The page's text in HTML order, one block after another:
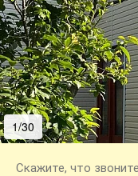
1/30
Скажите, что